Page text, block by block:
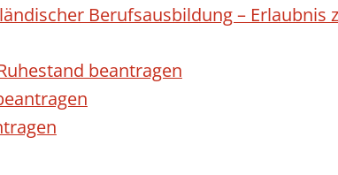
Berufsausbildung – Erlaubnis
beantragen